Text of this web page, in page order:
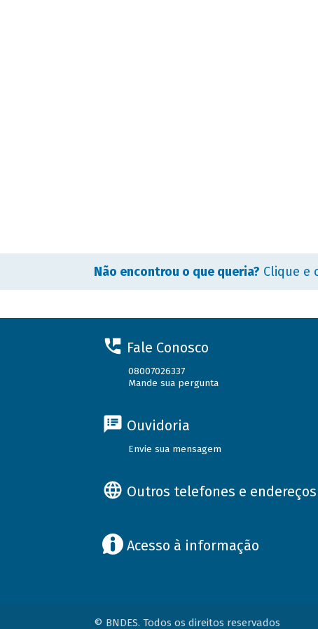
Não encontrou o que queria? Clique e
Fale Conosco
08007026337
Mande sua pergunta
Ouvidoria
Envie sua mensagem
Outros telefones e endereços
Acesso à informação
© BNDES. Todos os direitos reservados